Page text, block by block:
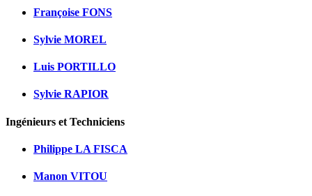
Françoise FONS
Sylvie MOREL
Luis PORTILLO
Sylvie RAPIOR
Ingénieurs et Techniciens
Philippe LA FISCA
Manon VITOU